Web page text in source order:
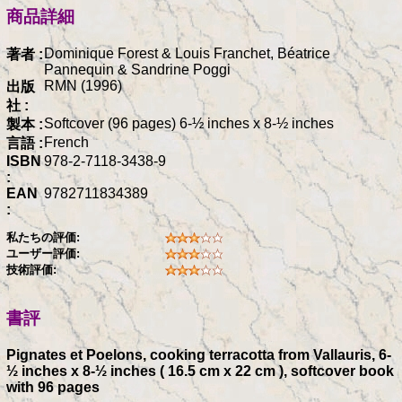
商品詳細
著者 : Dominique Forest & Louis Franchet, Béatrice
Pannequin & Sandrine Poggi
出版
社 :
RMN (1996)
製本 :Softcover (96 pages) 6-½ inches x 8-½ inches
言語 : French
ISBN
:
978-2-7118-3438-9
EAN
:
9782711834389
私たちの評価:
ユーザー評価:
技術評価:
書評
Pignates et Poelons, cooking terracotta from Vallauris, 6-
½ inches x 8-½ inches ( 16.5 cm x 22 cm ), softcover book
with 96 pages